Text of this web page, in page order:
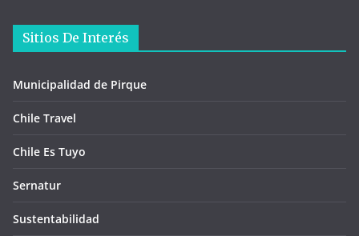
Sitios De Interés
Municipalidad de Pirque
Chile Travel
Chile Es Tuyo
Sernatur
Sustentabilidad